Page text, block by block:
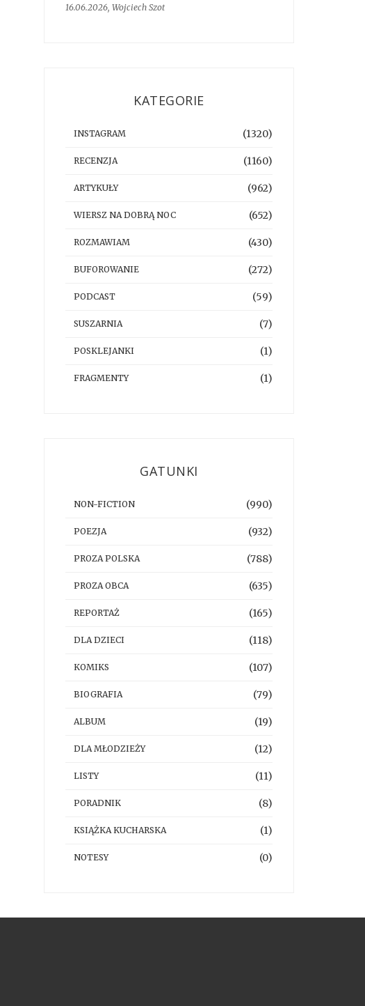
16.06.2026, Wojciech Szot
KATEGORIE
INSTAGRAM (1320)
RECENZJA (1160)
ARTYKUŁY (962)
WIERSZ NA DOBRĄ NOC (652)
ROZMAWIAM (430)
BUFOROWANIE (272)
PODCAST (59)
SUSZARNIA (7)
POSKLEJANKI (1)
FRAGMENTY (1)
GATUNKI
NON-FICTION (990)
POEZJA (932)
PROZA POLSKA (788)
PROZA OBCA (635)
REPORTAŻ (165)
DLA DZIECI (118)
KOMIKS (107)
BIOGRAFIA (79)
ALBUM (19)
DLA MŁODZIEŻY (12)
LISTY (11)
PORADNIK (8)
KSIĄŻKA KUCHARSKA (1)
NOTESY (0)